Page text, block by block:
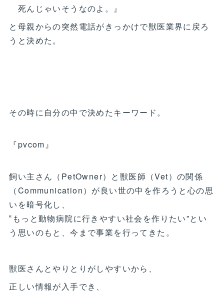
死んじゃいそうなのよ。』
と母親からの突然電話がきっかけで獣医業界に戻ろ
うと決めた。
その時に自分の中で決めたキーワード。
『pvcom』
飼い主さん（PetOwner）と獣医師（Vet）の関係
（Communication）が良い世の中を作ろうと心の思
いを暗号化し、
‟もっと動物病院に行きやすい社会を作りたい”とい
う思いのもと、今まで事業を行ってきた。
獣医さんとやりとりがしやすいから、
正しい情報が入手でき、